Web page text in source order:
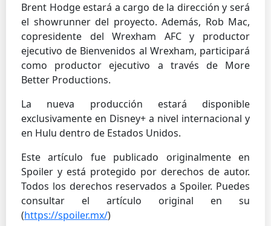
Brent Hodge estará a cargo de la dirección y será
el showrunner del proyecto. Además, Rob Mac,
copresidente del Wrexham AFC y productor
ejecutivo de Bienvenidos al Wrexham, participará
como productor ejecutivo a través de More
Better Productions.
La nueva producción estará disponible
exclusivamente en Disney+ a nivel internacional y
en Hulu dentro de Estados Unidos.
Este artículo fue publicado originalmente en
Spoiler y está protegido por derechos de autor.
Todos los derechos reservados a Spoiler. Puedes
consultar el artículo original en su
(https://spoiler.mx/)